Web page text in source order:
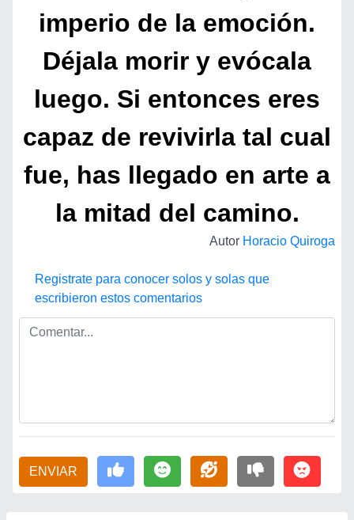
imperio de la emoción.
Déjala morir y evócala
luego. Si entonces eres
capaz de revivirla tal cual
fue, has llegado en arte a
la mitad del camino.
Autor Horacio Quiroga
Registrate para conocer solos y solas que
escribieron estos comentarios
ENVIAR